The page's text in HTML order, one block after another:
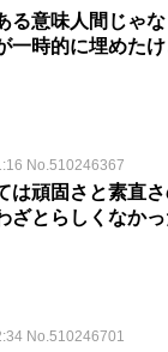
る意味人間じゃ
一時的に埋めた
No.510246367
は頑固さと素直
ざとらしくなか
No.510246701